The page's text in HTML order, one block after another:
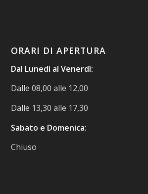
ORARI DI APERTURA
Dal Lunedì al Venerdì:
Dalle 08,00 alle 12,00
Dalle 13,30 alle 17,30
Sabato e Domenica:
Chiuso